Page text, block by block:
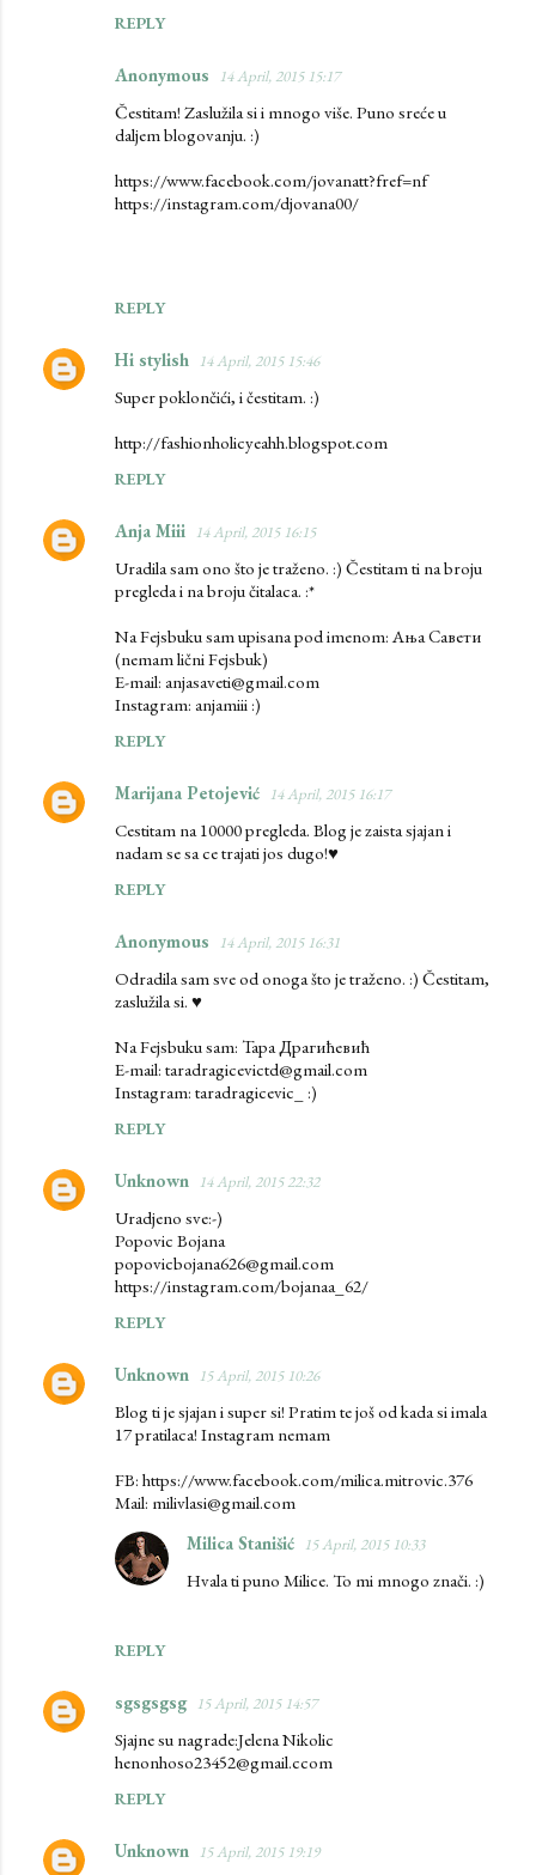
REPLY
Anonymous 14 April, 2015 15:17
Čestitam! Zaslužila si i mnogo više. Puno sreće u
daljem blogovanju. :)
https://www.facebook.com/jovanatt?fref=nf
https://instagram.com/djovana00/
REPLY
Hi stylish 14 April, 2015 15:46
Super poklončići, i čestitam. :)
http://fashionholicyeahh.blogspot.com
REPLY
Anja Miii 14 April, 2015 16:15
Uradila sam ono što je traženo. :) Čestitam ti na broju
pregleda i na broju čitalaca. :*
Na Fejsbuku sam upisana pod imenom: Ања Савети
(nemam lični Fejsbuk)
E-mail: anjasaveti@gmail.com
Instagram: anjamiii :)
REPLY
Marijana Petojević 14 April, 2015 16:17
Cestitam na 10000 pregleda. Blog je zaista sjajan i
nadam se sa ce trajati jos dugo!♥
REPLY
Anonymous 14 April, 2015 16:31
Odradila sam sve od onoga što je traženo. :) Čestitam,
zaslužila si. ♥
Na Fejsbuku sam: Тара Драгићевић
E-mail: taradragicevictd@gmail.com
Instagram: taradragicevic_ :)
REPLY
Unknown 14 April, 2015 22:32
Uradjeno sve:-)
Popovic Bojana
popovicbojana626@gmail.com
https://instagram.com/bojanaa_62/
REPLY
Unknown 15 April, 2015 10:26
Blog ti je sjajan i super si! Pratim te još od kada si imala
17 pratilaca! Instagram nemam
FB: https://www.facebook.com/milica.mitrovic.376
Mail: milivlasi@gmail.com
REPLY
Milica Stanišić 15 April, 2015 10:33
Hvala ti puno Milice. To mi mnogo znači. :)
sgsgsgsg 15 April, 2015 14:57
Sjajne su nagrade:Jelena Nikolic
henonhoso23452@gmail.ccom
REPLY
Unknown 15 April, 2015 19:19